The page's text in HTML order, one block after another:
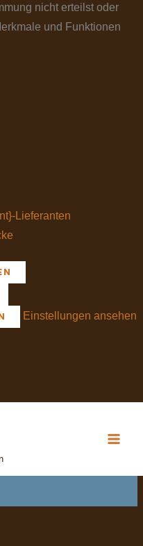
nicht erteilst oder
und Funktionen
Lieferanten
Einstellungen ansehen